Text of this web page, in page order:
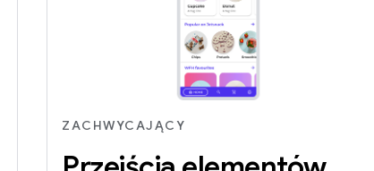
ZACHWYCAJĄCY